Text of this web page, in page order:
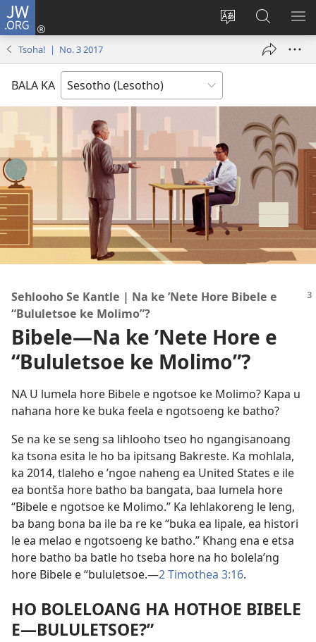
JW.ORG
Fetola
Kena
(opens
Batla
JW.ORG/
Tsoha! | No. 3 2017
BALA KA
Sehlooho Se Kantle | Na ke ’Nete Hore Bibele e
“Bululetsoe ke Molimo”?
Bibele​—Na ke ’Nete Hore e
“Bululetsoe ke Molimo”?
NA U lumela hore Bibele e ngotsoe ke Molimo? Kapa u
nahana hore ke buka feela e ngotsoeng ke batho?
Se na ke se seng sa lihlooho tseo ho ngangisanoang
ka tsona esita le ho ba ipitsang Bakreste. Ka mohlala,
ka 2014, tlaleho e ’ngoe naheng ea United States e ile
ea bontša hore batho ba bangata, baa lumela hore
“Bibele e ngotsoe ke Molimo.” Ka lehlakoreng le leng,
ba bang bona ba ile ba re ke “buka ea lipale, ea histori
le ea melao e ngotsoeng ke batho.” Khang ena e etsa
hore batho ba batle ho tseba hore na ho bolela’ng
hore Bibele e “bululetsoe.​—2 Timothea 3:16.
HO BOLELOANG HA HOTHOE BIBELE
E​—BULULETSOE?”